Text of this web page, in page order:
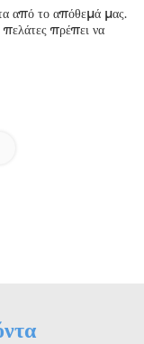
από το απόθεμά μας.
πελάτες πρέπει να